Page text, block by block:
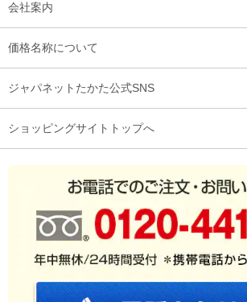
会社案内
価格名称について
ジャパネットたかた公式SNS
ショッピングサイトトップへ